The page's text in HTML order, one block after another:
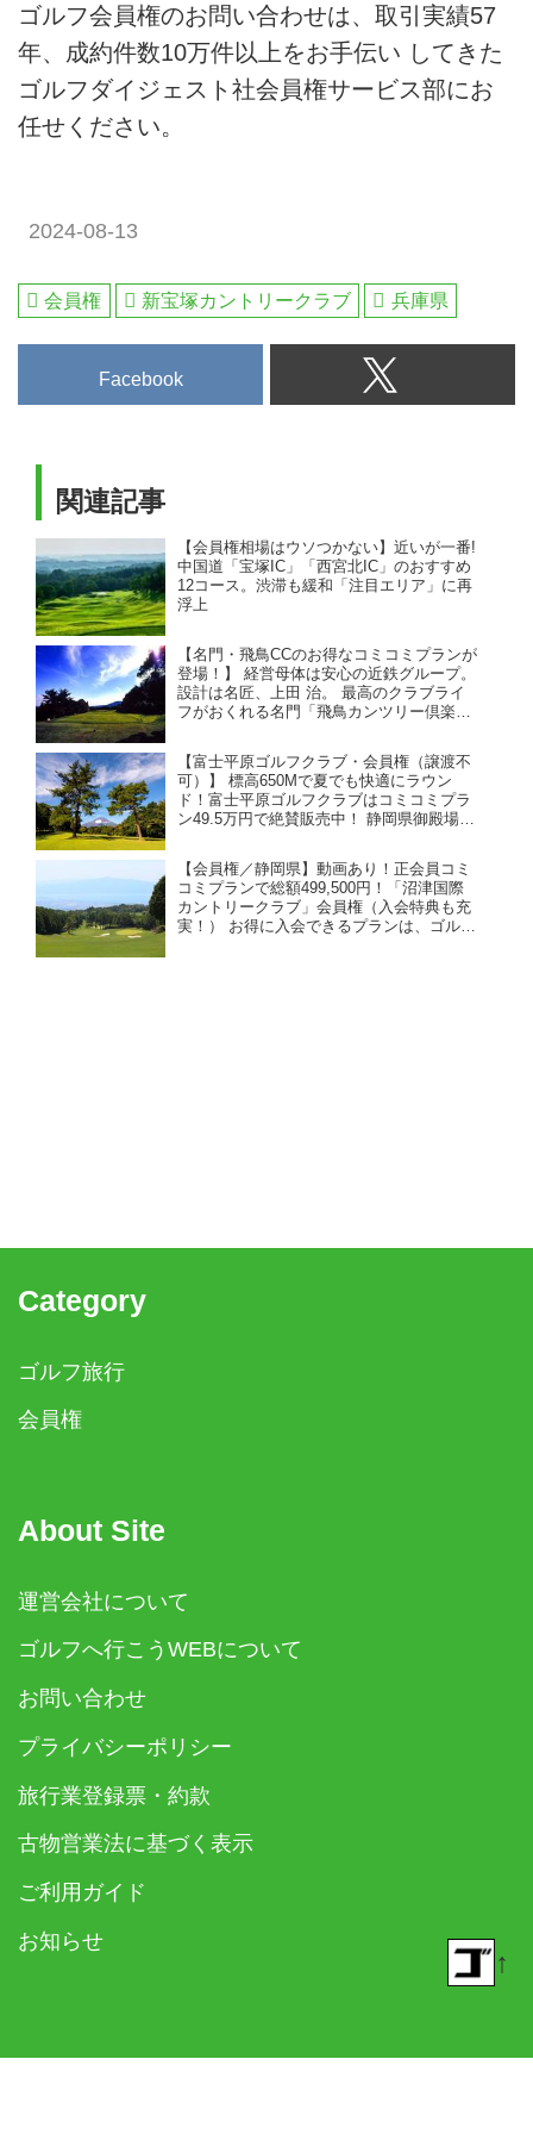
ゴルフ会員権のお問い合わせは、取引実績57
年、成約件数10万件以上をお手伝い してきた
ゴルフダイジェスト社会員権サービス部にお
任せください。
2024-08-13
会員権 新宝塚カントリークラブ 兵庫県
Facebook
関連記事
【会員権相場はウソつかない】近いが一番!
中国道「宝塚IC」「西宮北IC」のおすすめ
12コース。渋滞も緩和「注目エリア」に再
浮上
【名門・飛鳥CCのお得なコミコミプランが
登場！】 経営母体は安心の近鉄グループ。
設計は名匠、上田 治。 最高のクラブライ
フがおくれる名門「飛鳥カンツリー倶楽
からも京都からもアクセス良好。クラブバ
スが充実、電車でも行きやすい。
【富士平原ゴルフクラブ・会員権（譲渡不
可）】 標高650Mで夏でも快適にラウン
ド！富士平原ゴルフクラブはコミコミプラ
ン49.5万円で絶賛販売中！ 静岡県御殿場
報。
【会員権／静岡県】動画あり！正会員コミ
コミプランで総額499,500円！「沼津国際
カントリークラブ」会員権（入会特典も充
実！） お得に入会できるプランは、ゴルフ
Category
ゴルフ旅行
会員権
About Site
運営会社について
ゴルフへ行こうWEBについて
お問い合わせ
プライバシーポリシー
旅行業登録票・約款
古物営業法に基づく表示
ご利用ガイド
お知らせ
↑